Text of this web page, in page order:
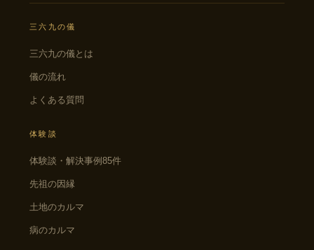
三六九の儀
三六九の儀とは
儀の流れ
よくある質問
体験談
体験談・解決事例85件
先祖の因縁
土地のカルマ
病のカルマ